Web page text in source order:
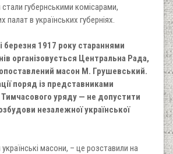
губернськими комісарами,
палат в українських губерніях.
березня 1917 року стараннями
організовується Центральна Рада,
масон М. Грушевський.
поряд із представниками
уряду — не допустити
незалежної української
масони, – це розставили на